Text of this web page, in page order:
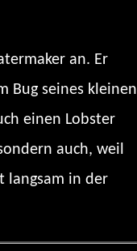
an. Er
Bug seines kleinen
einen Lobster
auch, weil
langsam in der